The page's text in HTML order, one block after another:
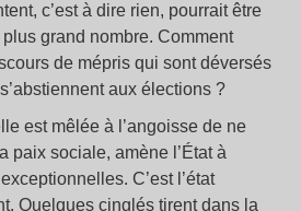
c’est à dire rien, pourrait être
grand nombre. Comment
de mépris qui sont déversés
aux élections ?
est mêlée à l’angoisse de ne
paix sociale, amène l’État à
C’est l’état
Quelques cinglés tirent dans la